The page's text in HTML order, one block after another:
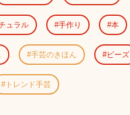
ュラル 手作り 本
手芸のきほん ビーズ
トレンド手芸